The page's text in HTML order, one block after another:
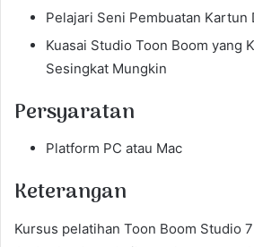
Pelajari Seni Pembuatan Kartun
Kuasai Studio Toon Boom yang
Sesingkat Mungkin
Persyaratan
Platform PC atau Mac
Keterangan
Kursus pelatihan Toon Boom Studio